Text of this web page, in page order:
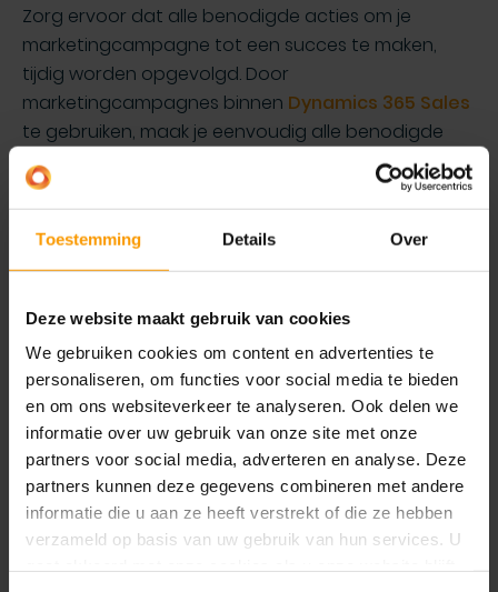
Toestemming Details Over
Deze website maakt gebruik van cookies
We gebruiken cookies om content en advertenties te
personaliseren, om functies voor social media te bieden
en om ons websiteverkeer te analyseren. Ook delen we
informatie over uw gebruik van onze site met onze
partners voor social media, adverteren en analyse. Deze
partners kunnen deze gegevens combineren met andere
informatie die u aan ze heeft verstrekt of die ze hebben
verzameld op basis van uw gebruik van hun services. U
Zorg ervoor dat alle benodigde acties om je
marketingcampagne tot een succes te maken,
tijdig worden opgevolgd. Door
marketingcampagnes binnen Dynamics 365 Sales
te gebruiken, maak je eenvoudig alle benodigde
taken aan die moeten gebeuren. Zo borg je
eenvoudig de voortgang en kun je ook grip houden
op het gealloceerde marketingbudget. Van
plannen en, uitvoering tot follow-up; je borgt het in
een marketingcampagne. Zo koppel je uiteindelijk
potentiële klanten of verkoopkansen.
Plan al je marketingcampagnes vanuit
Dynamics 365 Sales
Voeg gerelateerde contactmomenten en
acties toe aan de tijdlijn van de campagne.
Direct inzicht of de geplande activiteiten zijn
afgerond of extra aandacht vereisen.
Maak gebruik van (meerdere) marketinglijsten,